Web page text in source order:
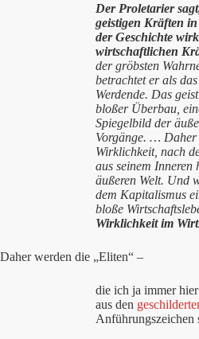
Der Proletarier
geistigen Kräften
der Geschichte
wirtschaftlichen
der gröbsten
betrachtet er als
Werdende. Das
bloßer Überbau,
Spiegelbild der
Vorgänge. … Daher
Wirklichkeit, nach
aus seinem Inneren
äußeren Welt. Und
dem Kapitalismus
bloße
Wirklichkeit im
Daher werden die „Eliten“ –
die ich ja immer
aus den
Anführungszeichen